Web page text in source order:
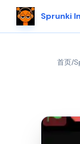
Sprunki
首页/